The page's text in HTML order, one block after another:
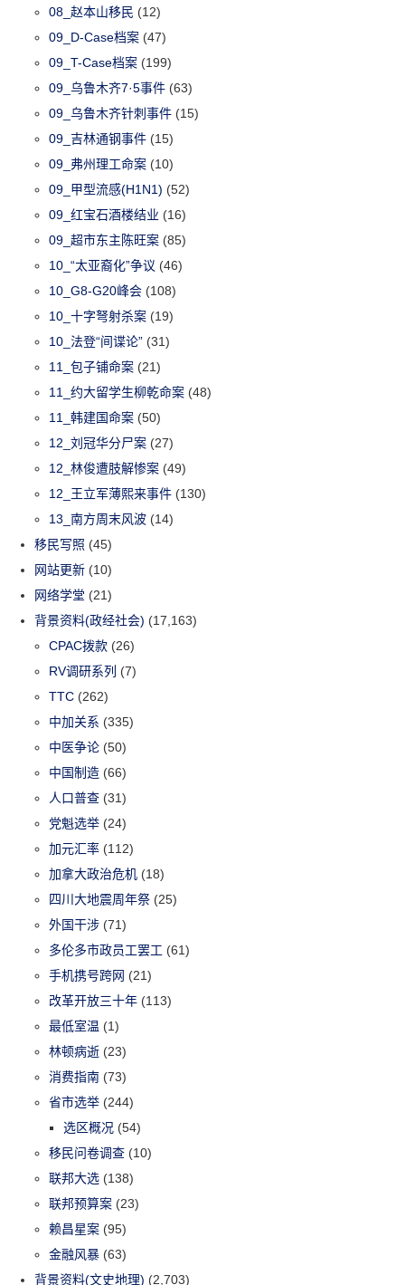
08_赵本山移民 (12)
09_D-Case档案 (47)
09_T-Case档案 (199)
09_乌鲁木齐7·5事件 (63)
09_乌鲁木齐针刺事件 (15)
09_吉林通钢事件 (15)
09_弗州理工命案 (10)
09_甲型流感(H1N1) (52)
09_红宝石酒楼结业 (16)
09_超市东主陈旺案 (85)
10_“太亚裔化”争议 (46)
10_G8-G20峰会 (108)
10_十字弩射杀案 (19)
10_法登“间谍论” (31)
11_包子铺命案 (21)
11_约大留学生柳乾命案 (48)
11_韩建国命案 (50)
12_刘冠华分尸案 (27)
12_林俊遭肢解惨案 (49)
12_王立军薄熙来事件 (130)
13_南方周末风波 (14)
移民写照 (45)
网站更新 (10)
网络学堂 (21)
背景资料(政经社会) (17,163)
CPAC拨款 (26)
RV调研系列 (7)
TTC (262)
中加关系 (335)
中医争论 (50)
中国制造 (66)
人口普查 (31)
党魁选举 (24)
加元汇率 (112)
加拿大政治危机 (18)
四川大地震周年祭 (25)
外国干涉 (71)
多伦多市政员工罢工 (61)
手机携号跨网 (21)
改革开放三十年 (113)
最低室温 (1)
林顿病逝 (23)
消费指南 (73)
省市选举 (244)
选区概况 (54)
移民问卷调查 (10)
联邦大选 (138)
联邦预算案 (23)
赖昌星案 (95)
金融风暴 (63)
背景资料(文史地理) (2,703)